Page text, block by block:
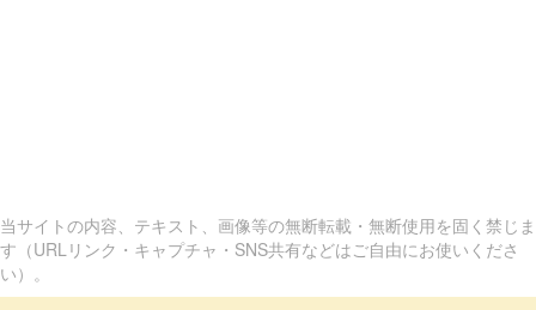
当サイトの内容、テキスト、画像等の無断転載・無断使用を固く禁じま
す（URLリンク・キャプチャ・SNS共有などはご自由にお使いくださ
い）。